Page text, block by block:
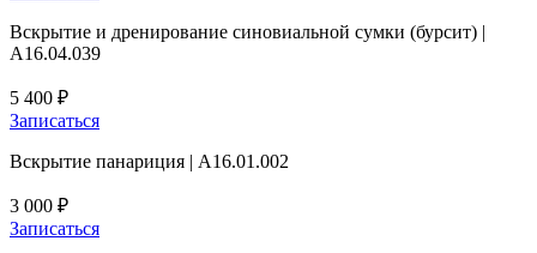
Вскрытие и дренирование синовиальной сумки (бурсит) |
A16.04.039
5 400 ₽
Записаться
Вскрытие панариция | A16.01.002
3 000 ₽
Записаться